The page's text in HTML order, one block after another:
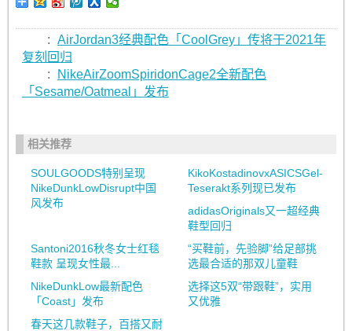
: AirJordan3经典配色「CoolGrey」传将于2021年
复刻回归
:
NikeAirZoomSpiridonCage2全新配色
「Sesame/Oatmeal」发布
相关推荐
SOULGOODS特别呈现
NikeDunkLowDisrupt中国
风发布
KikoKostadinovxASICSGel-
Teserakt系列现已发布
adidasOriginals又一超经典
鞋型回归
Santoni2016秋冬女士红毯
鞋款 呈现女性最...
“买鞋前，先验脚”给足部挑
选最合适的那双儿童鞋
NikeDunkLow最新配色
「Coast」发布
选择这5双“带跟鞋”，实用
又优雅
春天这几款鞋子，百搭又耐